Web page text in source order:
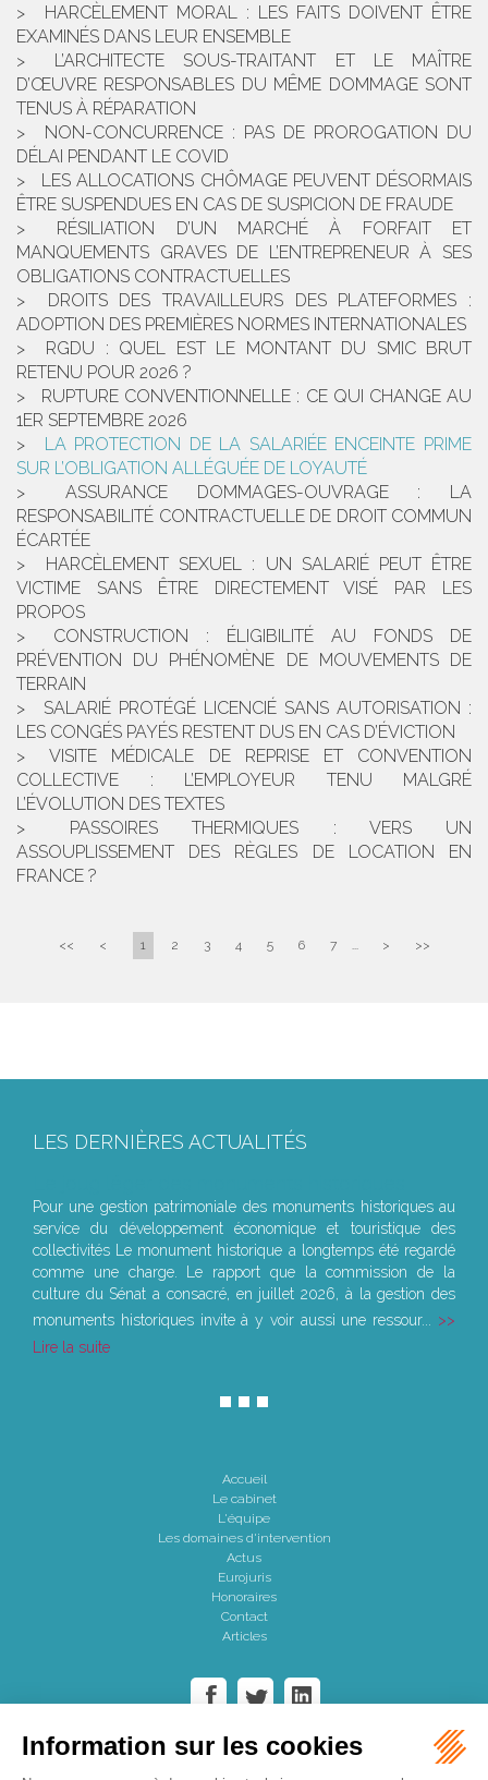
HARCÈLEMENT MORAL : LES FAITS DOIVENT ÊTRE
EXAMINÉS DANS LEUR ENSEMBLE
L’ARCHITECTE SOUS-TRAITANT ET LE MAÎTRE
D’ŒUVRE RESPONSABLES DU MÊME DOMMAGE SONT
TENUS À RÉPARATION
NON-CONCURRENCE : PAS DE PROROGATION DU
DÉLAI PENDANT LE COVID
LES ALLOCATIONS CHÔMAGE PEUVENT DÉSORMAIS
ÊTRE SUSPENDUES EN CAS DE SUSPICION DE FRAUDE
RÉSILIATION D’UN MARCHÉ À FORFAIT ET
MANQUEMENTS GRAVES DE L’ENTREPRENEUR À SES
OBLIGATIONS CONTRACTUELLES
DROITS DES TRAVAILLEURS DES PLATEFORMES :
ADOPTION DES PREMIÈRES NORMES INTERNATIONALES
RGDU : QUEL EST LE MONTANT DU SMIC BRUT
RETENU POUR 2026 ?
RUPTURE CONVENTIONNELLE : CE QUI CHANGE AU
1ER SEPTEMBRE 2026
LA PROTECTION DE LA SALARIÉE ENCEINTE PRIME
SUR L’OBLIGATION ALLÉGUÉE DE LOYAUTÉ
ASSURANCE DOMMAGES-OUVRAGE : LA
RESPONSABILITÉ CONTRACTUELLE DE DROIT COMMUN
ÉCARTÉE
HARCÈLEMENT SEXUEL : UN SALARIÉ PEUT ÊTRE
VICTIME SANS ÊTRE DIRECTEMENT VISÉ PAR LES
PROPOS
CONSTRUCTION : ÉLIGIBILITÉ AU FONDS DE
PRÉVENTION DU PHÉNOMÈNE DE MOUVEMENTS DE
TERRAIN
SALARIÉ PROTÉGÉ LICENCIÉ SANS AUTORISATION :
LES CONGÉS PAYÉS RESTENT DUS EN CAS D’ÉVICTION
VISITE MÉDICALE DE REPRISE ET CONVENTION
COLLECTIVE : L’EMPLOYEUR TENU MALGRÉ
L’ÉVOLUTION DES TEXTES
PASSOIRES THERMIQUES : VERS UN
ASSOUPLISSEMENT DES RÈGLES DE LOCATION EN
FRANCE ?
<< < 1 2 3 4 5 6 7 ... > >>
LES DERNIÈRES ACTUALITÉS
Pour une gestion patrimoniale des monuments historiques au
service du développement économique et touristique des
collectivités Le monument historique a longtemps été regardé
comme une charge. Le rapport que la commission de la
culture du Sénat a consacré, en juillet 2026, à la gestion des
monuments historiques invite à y voir aussi une ressour...
Lire la suite
Accueil
Le cabinet
L'équipe
Les domaines d'intervention
Actus
Eurojuris
Honoraires
Contact
Articles